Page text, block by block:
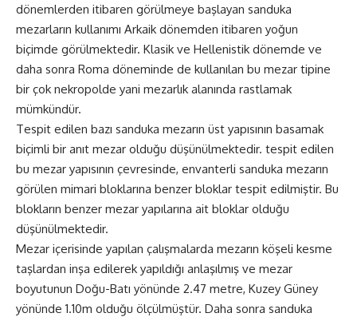
dönemlerden itibaren görülmeye başlayan sanduka
mezarların kullanımı Arkaik dönemden itibaren yoğun
biçimde görülmektedir. Klasik ve Hellenistik dönemde ve
daha sonra Roma döneminde de kullanılan bu mezar tipine
bir çok nekropolde yani mezarlık alanında rastlamak
mümkündür.
Tespit edilen bazı sanduka mezarın üst yapısının basamak
biçimli bir anıt mezar olduğu düşünülmektedir. tespit edilen
bu mezar yapısının çevresinde, envanterli sanduka mezarın
görülen mimari bloklarına benzer bloklar tespit edilmiştir. Bu
blokların benzer mezar yapılarına ait bloklar olduğu
düşünülmektedir.
Mezar içerisinde yapılan çalışmalarda mezarın köşeli kesme
taşlardan inşa edilerek yapıldığı anlaşılmış ve mezar
boyutunun Doğu-Batı yönünde 2.47 metre, Kuzey Güney
yönünde 1.10m olduğu ölçülmüştür. Daha sonra sanduka